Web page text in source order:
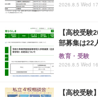
2026.8.5 Wed
【高校受
部募集は22
教育・受験
2026.8.5 Wed
【高校受